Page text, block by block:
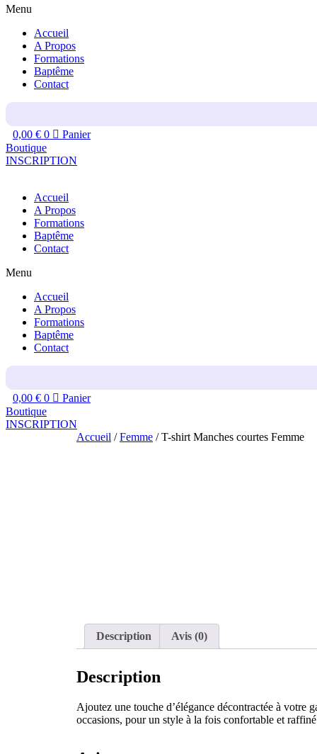
Menu
Accueil
A Propos
Formations
Baptême
Contact
0,00 € 0
Panier
Boutique
INSCRIPTION
Accueil
A Propos
Formations
Baptême
Contact
Menu
Accueil
A Propos
Formations
Baptême
Contact
0,00 € 0
Panier
Boutique
INSCRIPTION
Accueil /Femme / T-shirt Manches courtes Femme
Description Avis (0)
Description
Ajoutez une touche d’élégance décontractée à votre
occasions, pour un style à la fois confortable et